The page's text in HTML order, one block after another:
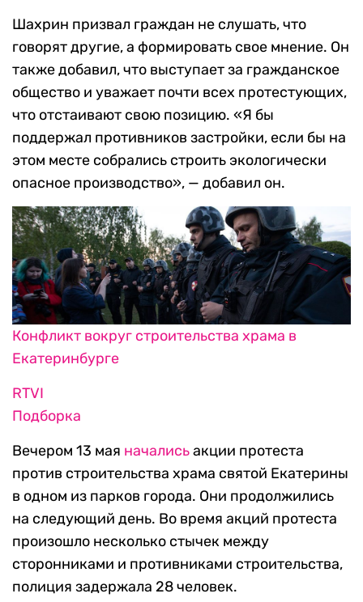
Шахрин призвал граждан не слушать, что
говорят другие, а формировать свое мнение. Он
также добавил, что выступает за гражданское
общество и уважает почти всех протестующих,
что отстаивают свою позицию. «Я бы
поддержал противников застройки, если бы на
этом месте собрались строить экологически
опасное производство», — добавил он.
Конфликт вокруг строительства храма в
Екатеринбурге
RTVI
Подборка
Вечером 13 мая началисьакции протеста
против строительства храма святой Екатерины
в одном из парков города. Они продолжились
на следующий день. Во время акций протеста
произошло несколько стычек между
сторонниками и противниками строительства,
полиция задержала 28 человек.